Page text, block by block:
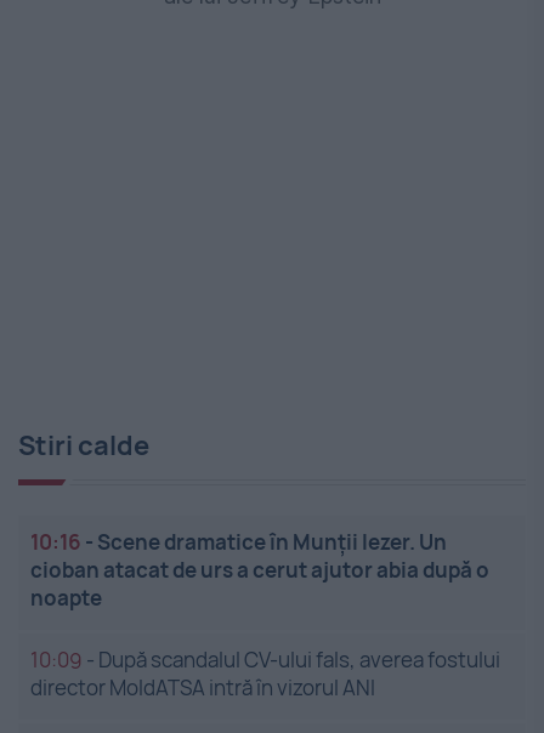
Stiri calde
10:16 - Scene dramatice în Munții Iezer. Un
cioban atacat de urs a cerut ajutor abia după o
noapte
10:09 - După scandalul CV-ului fals, averea fostului
director MoldATSA intră în vizorul ANI